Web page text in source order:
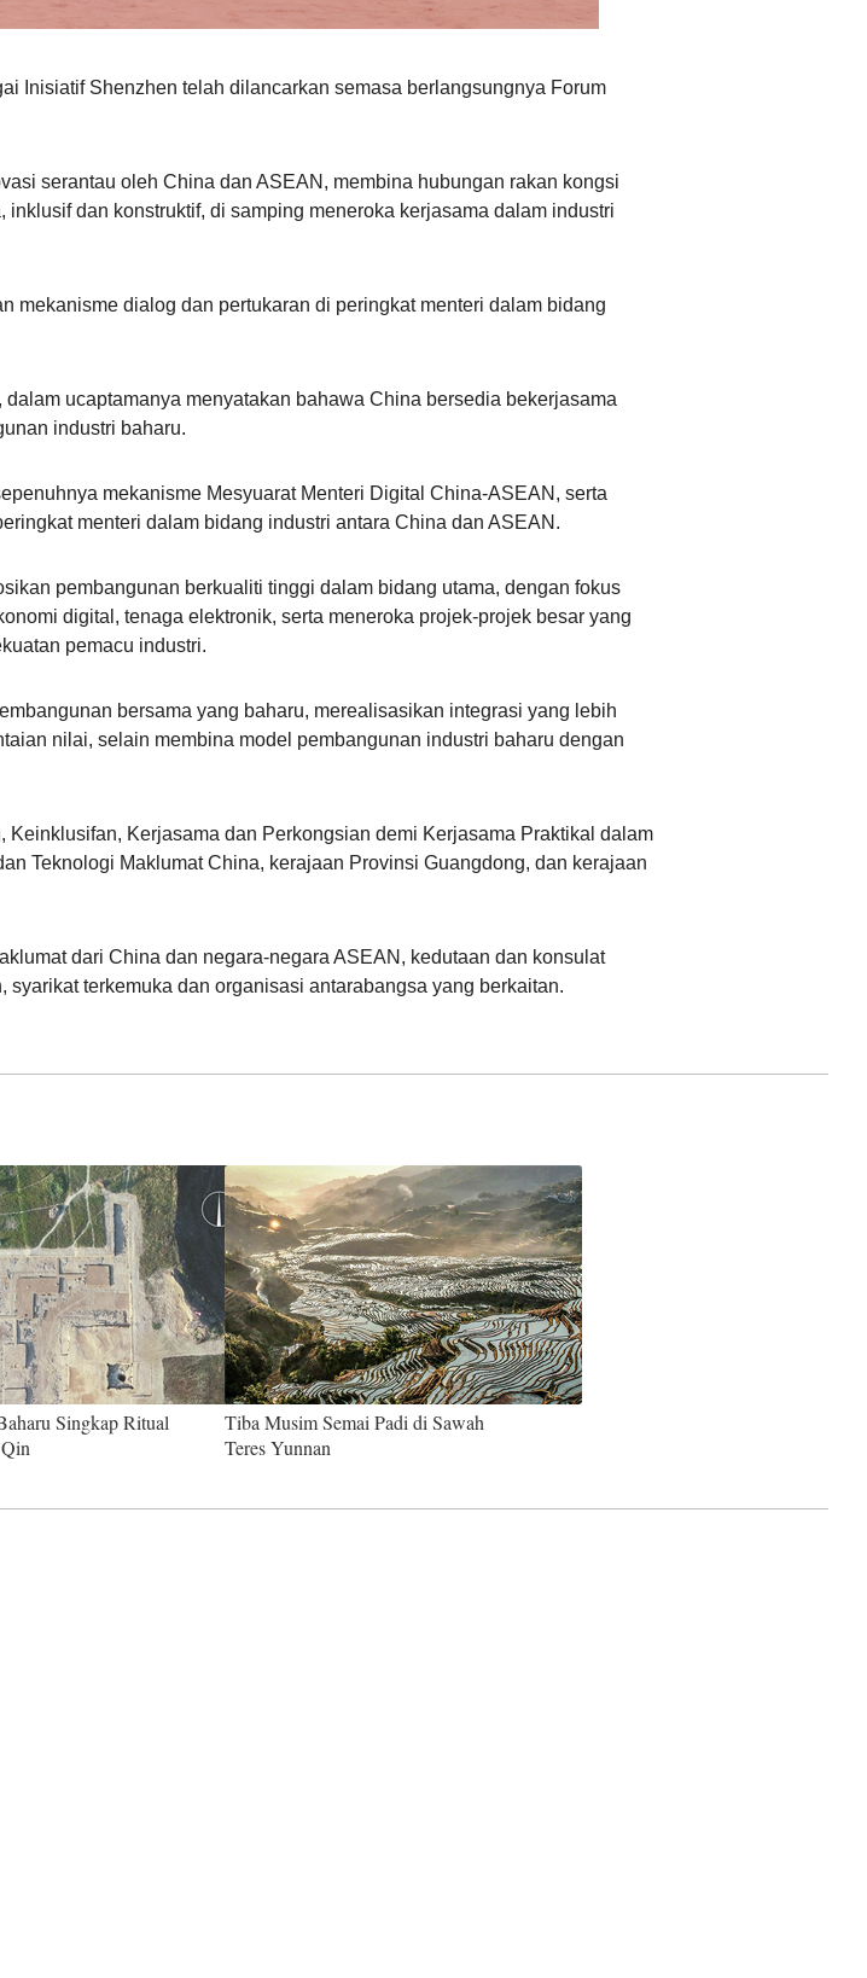
Inisiatif Shenzhen telah dilancarkan semasa berlangsungnya Forum
serantau oleh China dan ASEAN, membina hubungan rakan kongsi
dan konstruktif, di samping meneroka kerjasama dalam industri
mekanisme dialog dan pertukaran di peringkat menteri dalam bidang
ucaptamanya menyatakan bahawa China bersedia bekerjasama
industri baharu.
mekanisme Mesyuarat Menteri Digital China-ASEAN, serta
menteri dalam bidang industri antara China dan ASEAN.
pembangunan berkualiti tinggi dalam bidang utama, dengan fokus
digital, tenaga elektronik, serta meneroka projek-projek besar yang
pemacu industri.
bersama yang baharu, merealisasikan integrasi yang lebih
nilai, selain membina model pembangunan industri baharu dengan
Kerjasama dan Perkongsian demi Kerjasama Praktikal dalam
Teknologi Maklumat China, kerajaan Provinsi Guangdong, dan kerajaan
dari China dan negara-negara ASEAN, kedutaan dan konsulat
terkemuka dan organisasi antarabangsa yang berkaitan.
Singkap Ritual
Tiba Musim Semai Padi di Sawah
Teres Yunnan